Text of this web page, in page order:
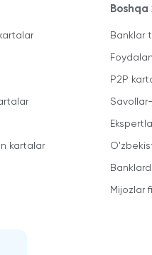
kartalar
Banklar
P2P
Mijozlar